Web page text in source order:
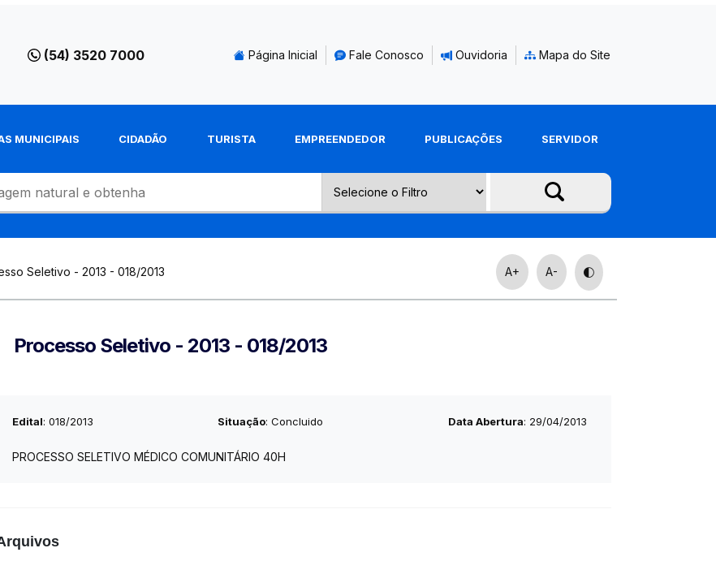
(54) 3520 7000 Página Inicial Fale Conosco Ouvidoria Mapa do Site
MUNICIPAIS CIDADÃO TURISTA EMPREENDEDOR PUBLICAÇÕES SERVIDOR
Seletivo - 2013 - 018/2013 A+ A-
Processo Seletivo - 2013 - 018/2013
Edital: 018/2013 Situação: Concluido Data Abertura: 29/04/2013
PROCESSO SELETIVO MÉDICO COMUNITÁRIO 40H